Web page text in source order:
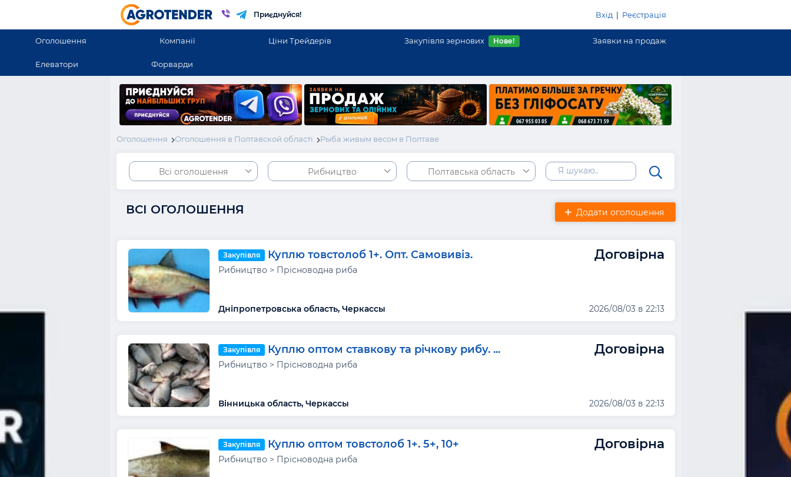
Приєднуйся! Вхід | Реєстрація
Оголошення Компанії Ціни Трейдерів Закупівля зернових Нове! Заявки на продаж
Елеватори Форварди
Оголошення Оголошення в Полтавской області Рыба живым весом в Полтаве
Всі оголошення Рибництво Полтавська область
Додати оголошення
ВСІ ОГОЛОШЕННЯ
Закупівля Куплю товстолоб 1+. Опт. Самовивіз. Договірна
Рибництво > Прісноводна риба
Дніпропетровська область, Черкассы 2026/08/03 в 22:13
Закупівля Куплю оптом ставкову та річкову рибу. ... Договірна
Рибництво > Прісноводна риба
Вінницька область, Черкассы 2026/08/03 в 22:13
Закупівля Куплю оптом товстолоб 1+. 5+, 10+ Договірна
Рибництво > Прісноводна риба